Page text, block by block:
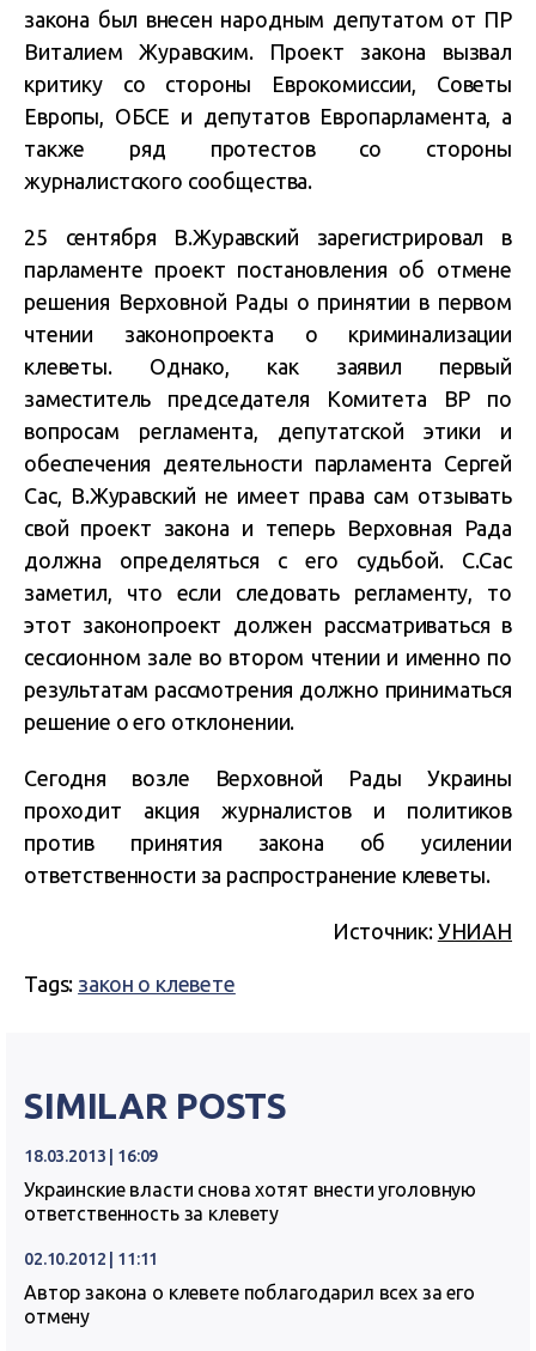
закона был внесен народным депутатом от ПР
Виталием Журавским. Проект закона вызвал
критику со стороны Еврокомиссии, Советы
Европы, ОБСЕ и депутатов Европарламента, а
также ряд протестов со стороны
журналистского сообщества.
25 сентября В.Журавский зарегистрировал в
парламенте проект постановления об отмене
решения Верховной Рады о принятии в первом
чтении законопроекта о криминализации
клеветы. Однако, как заявил первый
заместитель председателя Комитета ВР по
вопросам регламента, депутатской этики и
обеспечения деятельности парламента Сергей
Сас, В.Журавский не имеет права сам отзывать
свой проект закона и теперь Верховная Рада
должна определяться с его судьбой. С.Сас
заметил, что если следовать регламенту, то
этот законопроект должен рассматриваться в
сессионном зале во втором чтении и именно по
результатам рассмотрения должно приниматься
решение о его отклонении.
Сегодня возле Верховной Рады Украины
проходит акция журналистов и политиков
против принятия закона об усилении
ответственности за распространение клеветы.
Источник: УНИАН
Tags: закон о клевете
SIMILAR POSTS
18.03.2013 | 16:09
Украинские власти снова хотят внести уголовную
ответственность за клевету
02.10.2012 | 11:11
Автор закона о клевете поблагодарил всех за его
отмену